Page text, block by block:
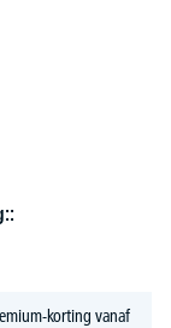
korting vanaf